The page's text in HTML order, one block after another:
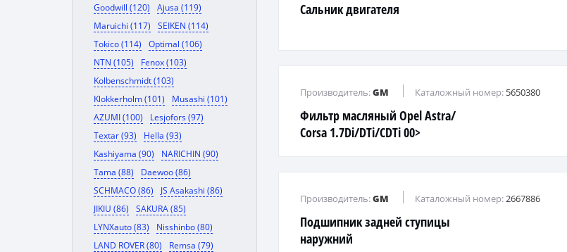
Goodwill (120)
Ajusa (119)
Maruichi (117)
SEIKEN (114)
Tokico (114)
Optimal (106)
NTN (105)
Fenox (103)
Kolbenschmidt (103)
Klokkerholm (101)
Musashi (101)
AZUMI (100)
Lesjofors (97)
Textar (93)
Hella (93)
Kashiyama (90)
NARICHIN (90)
Tama (88)
Daewoo (86)
SCHMACO (86)
JS Asakashi (86)
JIKIU (86)
SAKURA (85)
LYNXauto (83)
Nisshinbo (80)
LAND ROVER (80)
Remsa (79)
Сальник двигателя
Фильтр масляный Opel Astra/
Corsa 1.7Di/DTi/CDTi 00>
Производитель:GM Каталожный номер: 5650380
Подшипник задней ступицы
наружний
Производитель:GM Каталожный номер:2667886